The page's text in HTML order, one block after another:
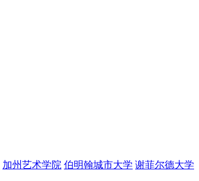
加州艺术学院 伯明翰城市大学 谢菲尔德大学